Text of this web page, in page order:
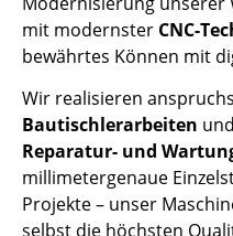
mit modernster CNC-
bewährtes Können mit
Wir realisieren
Bautischlerarbeiten
Reparatur- und
millimetergenaue
Projekte – unser
selbst die höchsten